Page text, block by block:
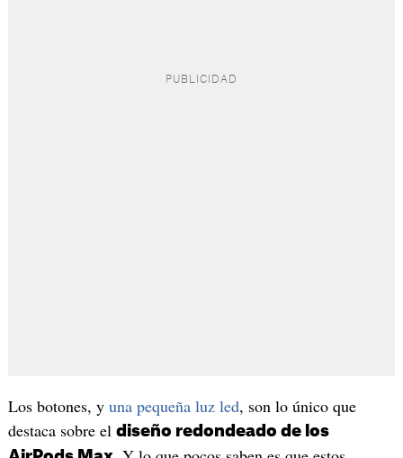
Los botones, y una pequeña luz led, son lo único que
destaca sobre el diseño redondeado de los